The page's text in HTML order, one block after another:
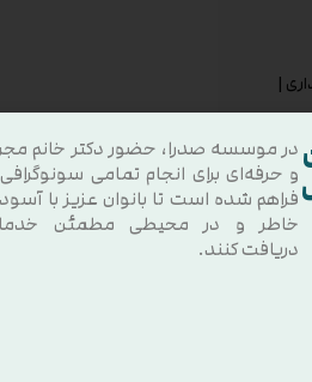
|
و
تست بدون استرس بارداری (NST)
در موسسه صدرا، حضور دکتر خانم
و حرفه‌ای برای انجام تمامی
فراهم شده است تا بانوان عزیز با
خاطر و در محیطی مطمئن
دریافت کنند.